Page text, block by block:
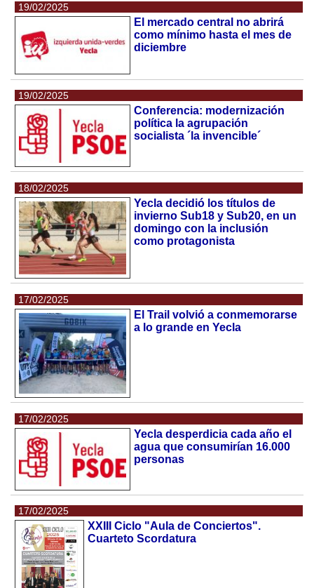
19/02/2025
El mercado central no abrirá
como mínimo hasta el mes de
diciembre
19/02/2025
Conferencia: modernización
política la agrupación
socialista ´la invencible´
18/02/2025
Yecla decidió los títulos de
invierno Sub18 y Sub20, en un
domingo con la inclusión
como protagonista
17/02/2025
El Trail volvió a conmemorarse
a lo grande en Yecla
17/02/2025
Yecla desperdicia cada año el
agua que consumirían 16.000
personas
17/02/2025
XXIII Ciclo "Aula de Conciertos".
Cuarteto Scordatura